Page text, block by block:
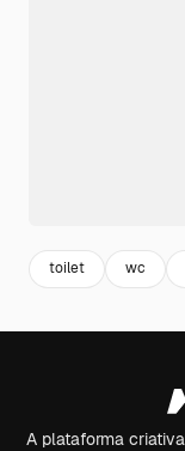
toilet wc
A plataforma